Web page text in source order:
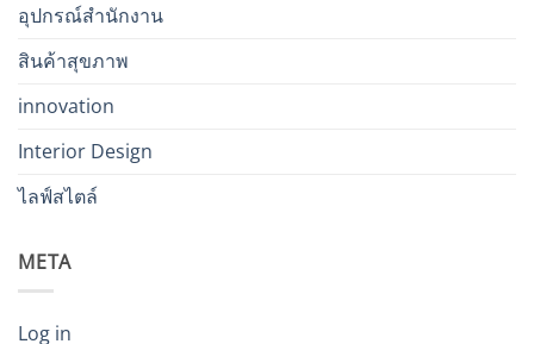
อุปกรณ์สำนักงาน
สินค้าสุขภาพ
innovation
Interior Design
ไลฟ์สไตล์
META
Log in